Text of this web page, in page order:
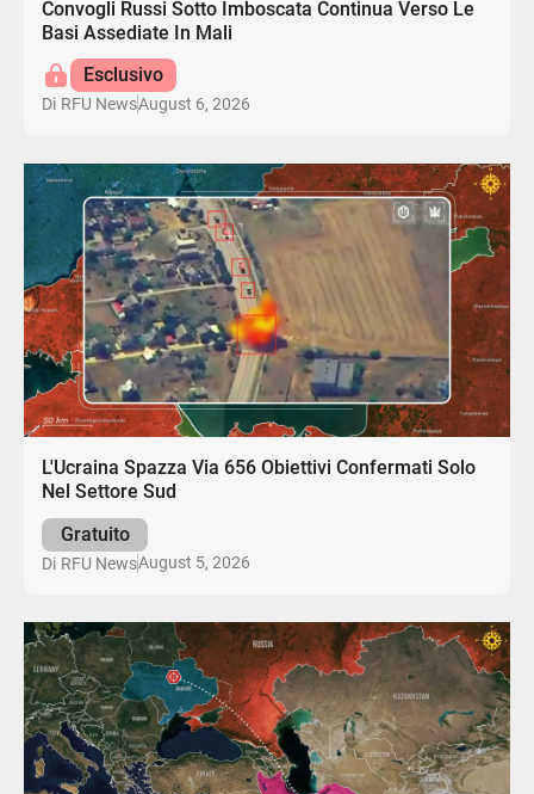
Convogli Russi Sotto Imboscata Continua Verso Le
Basi Assediate In Mali
Esclusivo
Di RFU NewsAugust 6, 2026
L'Ucraina Spazza Via 656 Obiettivi Confermati Solo
Nel Settore Sud
Gratuito
Di RFU NewsAugust 5, 2026